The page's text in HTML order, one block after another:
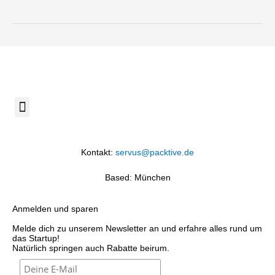
Menü
Kontakt: servus@packtive.de
Based: München
Anmelden und sparen
Melde dich zu unserem Newsletter an und erfahre alles rund um
das Startup!
Natürlich springen auch Rabatte beirum.